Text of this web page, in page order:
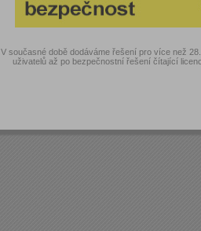
V současné době dodáváme řešení pro více než
uživatelů až po bezpečnostní řešení čítající